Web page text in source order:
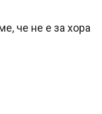
че не е за хора